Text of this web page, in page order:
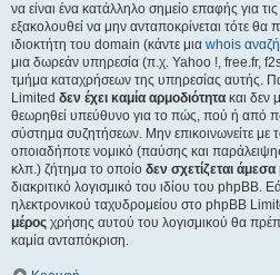
να είναι ένα κατάλληλο σημείο επαφής για
εξακολουθεί να μην ανταποκρίνεται τότε θα
ιδιοκτήτη του domain (κάντε μια whois
μια δωρεάν υπηρεσία (π.χ. Yahoo !, free.fr,
τμήμα καταχρήσεων της υπηρεσίας αυτής.
Limited δεν έχει καμία αρμοδιότητα και δεν
θεωρηθεί υπεύθυνο για το πώς, πού ή από
σύστημα συζητήσεων. Μην επικοινωνείτε με
οποιαδήποτε νομικό (παύσης και
κλπ.) ζήτημα το οποίο δεν σχετίζεται άμεσα
διακριτικό λογισμικό του ιδίου του phpBB.
ηλεκτρονικού ταχυδρομείου στο phpBB
μέρος χρήσης αυτού του λογισμικού θα
καμία ανταπόκριση.